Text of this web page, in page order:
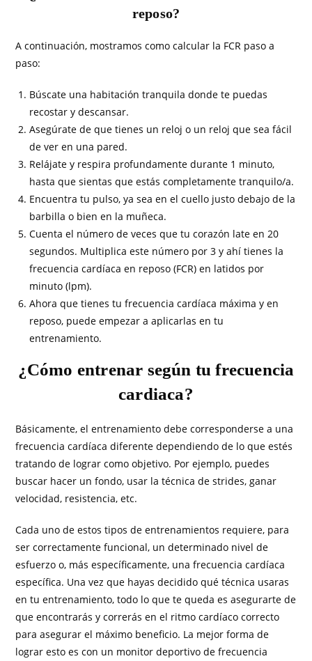
reposo?
A continuación, mostramos como calcular la FCR paso a
paso:
Búscate una habitación tranquila donde te puedas
recostar y descansar.
Asegúrate de que tienes un reloj o un reloj que sea fácil
de ver en una pared.
Relájate y respira profundamente durante 1 minuto,
hasta que sientas que estás completamente tranquilo/a.
Encuentra tu pulso, ya sea en el cuello justo debajo de la
barbilla o bien en la muñeca.
Cuenta el número de veces que tu corazón late en 20
segundos. Multiplica este número por 3 y ahí tienes la
frecuencia cardíaca en reposo (FCR) en latidos por
minuto (lpm).
Ahora que tienes tu frecuencia cardíaca máxima y en
reposo, puede empezar a aplicarlas en tu
entrenamiento.
¿Cómo entrenar según tu frecuencia
cardiaca?
Básicamente, el entrenamiento debe corresponderse a una
frecuencia cardíaca diferente dependiendo de lo que estés
tratando de lograr como objetivo. Por ejemplo, puedes
buscar hacer un fondo, usar la técnica de strides, ganar
velocidad, resistencia, etc.
Cada uno de estos tipos de entrenamientos requiere, para
ser correctamente funcional, un determinado nivel de
esfuerzo o, más específicamente, una frecuencia cardíaca
específica. Una vez que hayas decidido qué técnica usaras
en tu entrenamiento, todo lo que te queda es asegurarte de
que encontrarás y correrás en el ritmo cardíaco correcto
para asegurar el máximo beneficio. La mejor forma de
lograr esto es con un monitor deportivo de frecuencia